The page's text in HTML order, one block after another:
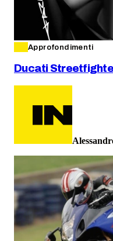
Approfondimenti
Ducati